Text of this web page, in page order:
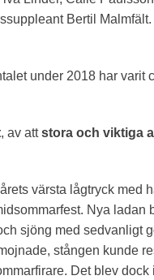
Bertil
under 2018 har varit
, av attstora och viktiga
värsta lågtryck med
Nya ladan
sjöng med sedvanligt
stången kunde
Det blev